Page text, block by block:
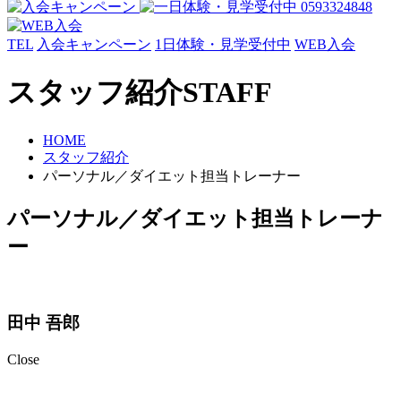
TEL 入会キャンペーン 1日体験・見学受付中 WEB入会
スタッフ紹介STAFF
HOME
スタッフ紹介
パーソナル／ダイエット担当トレーナー
パーソナル／ダイエット担当トレーナ
ー
田中 吾郎
Close